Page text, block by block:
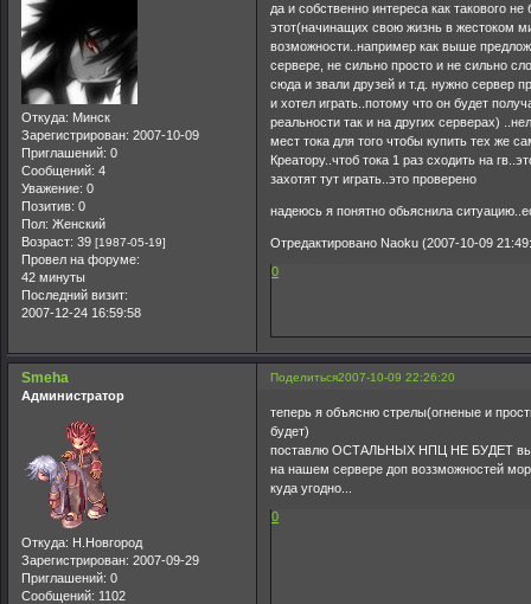
Откуда: Минск
Зарегистрирован: 2007-10-09
Приглашений: 0
Сообщений: 4
Уважение: 0
Позитив: 0
Пол: Женский
Возраст: 39 [1987-05-19]
Провел на форуме:
42 минуты
Последний визит:
2007-12-24 16:59:58
да и собственно интереса как такового
этот(начинащих свою жизнь в жестоком
возможности..например как выше
сервере, не сильно просто и не сильно
сюда и звали друзей и т.д. нужно сервер
и хотел играть..потому что он будет
реальности так и на других серверах)
мест тока для того чтобы купить тех же
Креатору..чтоб тока 1 раз сходить на
захотят тут играть..это проверено
надеюсь я понятно обьяснила
Отредактировано Naoku (2007-10-09
0
Поделиться2007-10-09 22:26:20
Smeha
Администратор
Откуда: Н.Новгород
Зарегистрирован: 2007-09-29
Приглашений: 0
Сообщений: 1102
теперь я объясню стрелы(огненые и
будет)
поставлю ОСТАЛЬНЫХ НПЦ НЕ БУДЕТ
на нашем сервере доп воззможностей
куда угодно...
0